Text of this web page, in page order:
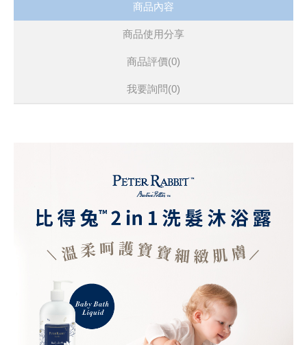
商品內容
商品使用分享
商品評價(0)
我要詢問(0)